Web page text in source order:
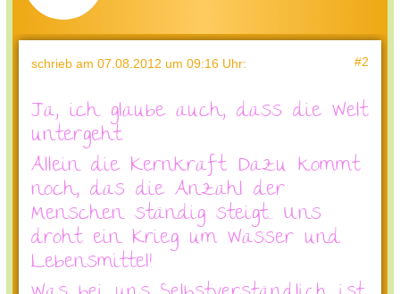
schrieb am 07.08.2012 um 09:16 Uhr: #2
Ja, ich glaube auch, dass die Welt
untergeht.
Allein die Kernkraft. Dazu kommt
noch, das die Anzahl der
Menschen ständig steigt... Uns
droht ein Krieg um Wasser und
Lebensmittel!